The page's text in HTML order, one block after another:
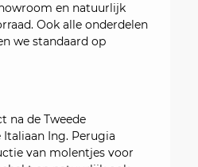
en natuurlijk
Ook alle onderdelen
we standaard op
na de Tweede
Ing. Perugia
van molentjes voor